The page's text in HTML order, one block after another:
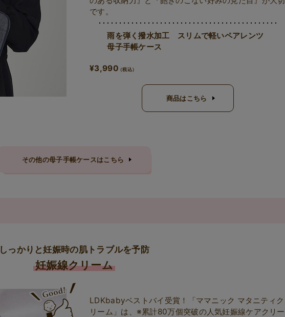
です。
雨を弾く撥水加工 スリムで軽いペアレンツ
母子手帳ケース
¥3,990
商品はこちら
その他の母子手帳ケースはこちら
しっかりと妊娠時の肌トラブルを予防
妊娠線クリーム
LDKbabyベストバイ受賞！「ママニック マタニティク
リーム」は、※累計80万個突破の人気妊娠線ケアクリー